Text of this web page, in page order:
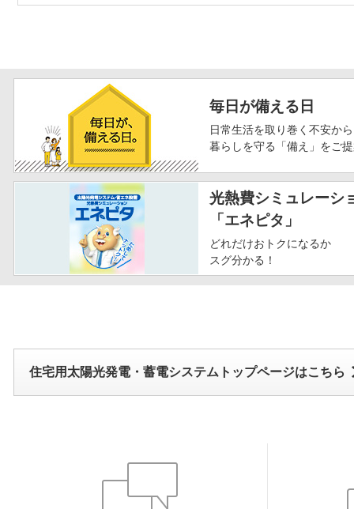
毎日が備える日
日常生活を取り巻く不安から
暮らしを守る「備え」をご
光熱費シミュレーシ
「エネピタ」
どれだけおトクになるか
スグ分かる！
住宅用太陽光発電・蓄電システムトップページはこちら